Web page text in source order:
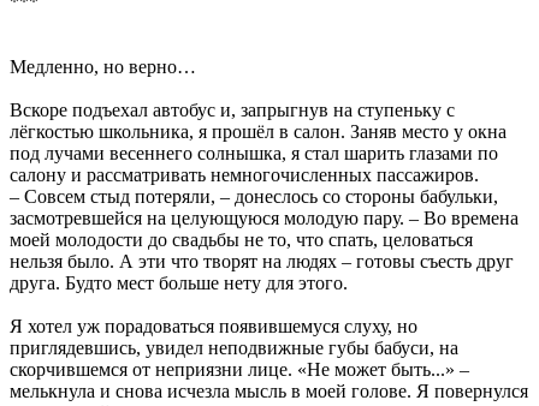
Медленно, но верно…
Вскоре подъехал автобус и, запрыгнув на ступеньку с
лёгкостью школьника, я прошёл в салон. Заняв место у окна
под лучами весеннего солнышка, я стал шарить глазами по
салону и рассматривать немногочисленных пассажиров.
– Совсем стыд потеряли, – донеслось со стороны бабульки,
засмотревшейся на целующуюся молодую пару. – Во времена
моей молодости до свадьбы не то, что спать, целоваться
нельзя было. А эти что творят на людях – готовы съесть друг
друга. Будто мест больше нету для этого.
Я хотел уж порадоваться появившемуся слуху, но
приглядевшись, увидел неподвижные губы бабуси, на
скорчившемся от неприязни лице. «Не может быть...» –
мелькнула и снова исчезла мысль в моей голове. Я повернулся